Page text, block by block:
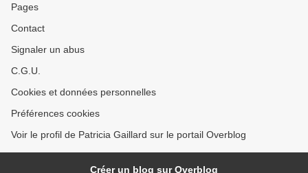
Pages
Contact
Signaler un abus
C.G.U.
Cookies et données personnelles
Préférences cookies
Voir le profil de Patricia Gaillard sur le portail Overblog
Créer un blog sur Overblog